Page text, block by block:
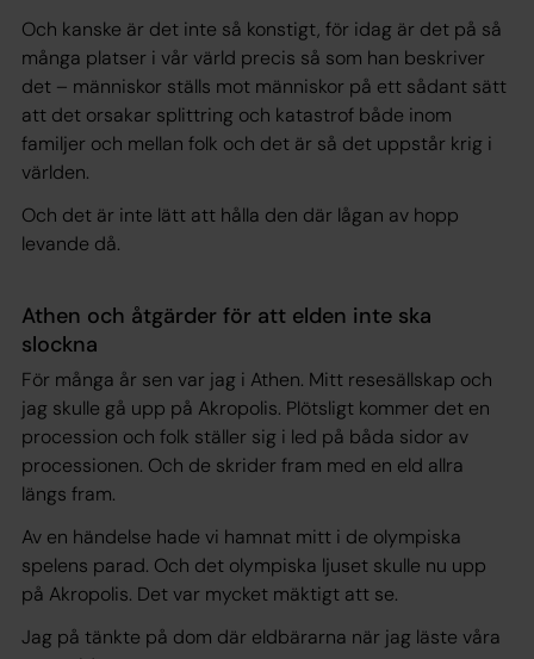
Och kanske är det inte så konstigt, för idag är det på så
många platser i vår värld precis så som han beskriver
det – människor ställs mot människor på ett sådant sätt
att det orsakar splittring och katastrof både inom
familjer och mellan folk och det är så det uppstår krig i
världen.
Och det är inte lätt att hålla den där lågan av hopp
levande då.
Athen och åtgärder för att elden inte ska
slockna
För många år sen var jag i Athen. Mitt resesällskap och
jag skulle gå upp på Akropolis. Plötsligt kommer det en
procession och folk ställer sig i led på båda sidor av
processionen. Och de skrider fram med en eld allra
längs fram.
Av en händelse hade vi hamnat mitt i de olympiska
spelens parad. Och det olympiska ljuset skulle nu upp
på Akropolis. Det var mycket mäktigt att se.
Jag på tänkte på dom där eldbärarna när jag läste våra